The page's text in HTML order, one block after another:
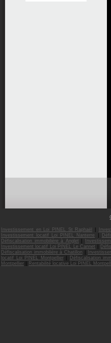
Investissement en Loi PINEL St Raphaël |
Investissement locatif Loi PINEL Nanterre
|
Défiscalisation immobilière à Anglet |
Investissement locatif Loi PINEL Le Cannet |
Défiscalisation immobilière à Chatillon |
locatif Loi PINEL Montpellier | Défiscalisation
Montpellier | Rentabilité locative Loi PINEL